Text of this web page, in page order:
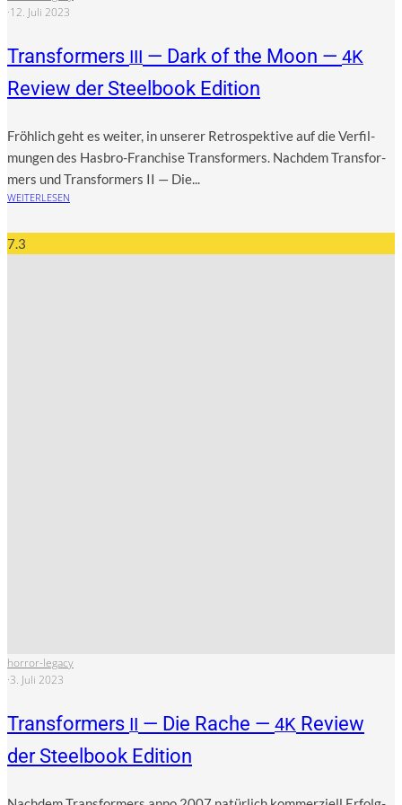
·12. Juli 2023
Transformers III — Dark of the Moon — 4K
Review der Steelbook Edition
Fröh­lich geht es wei­ter, in unse­rer Retro­spek­ti­ve auf die Ver­fil­
mun­gen des Has­bro-Fran­chise Trans­for­mers. Nach­dem Trans­for­
mers und Trans­for­mers II — Die...
WEITERLESEN
7.3
horror-legacy
·3. Juli 2023
Transformers II — Die Rache — 4K Review
der Steelbook Edition